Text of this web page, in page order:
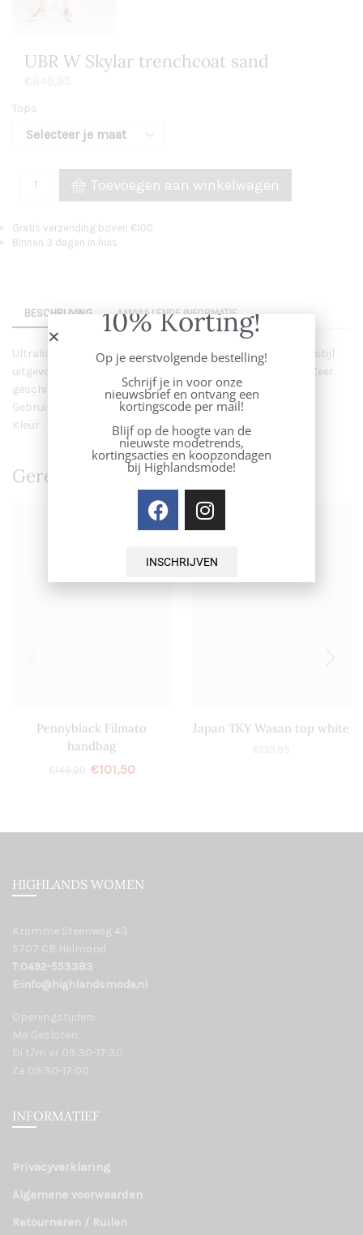
UBR W Skylar trenchcoat sand
Tops
Toevoegen aan winkelwagen
Gratis verzending boven €100
Binnen 3 dagen in huis
BESCHRIJVING AANVULLENDE INFORMATIE
Ultralicht trenchcoat van UBR met kraag. Deze in classic stijl
uitgevoerde jas beschermd je tegen zware wind en regen. Zeer
geschikt voor business, reizen en dagelijks gebruik.
Gebruiksbereik: + 5 / + 25 ° C
Kleur : sand
Gerelateerde Producten
Pennyblack Filmato
handbag
€145,00 €101,50
Japan TKY Wasan top white
€ 139,95
HIGHLANDS WOMEN
Kromme Steenweg 43
5707 CB Helmond
T:0492-553383
E:info@highlandsmode.nl
Openingstijden:
Ma Gesloten
Di t/m vr 09:30-17:30
Za 09:30-17:00
INFORMATIEF
Privacyverklaring
Algemene voorwaarden
Retourneren / Ruilen
10% Korting!
Op je eerstvolgende bestelling!
Schrijf je in voor onze
nieuwsbrief en ontvang een
kortingscode per mail!
Blijf op de hoogte van de
nieuwste modetrends,
kortingsacties en koopzondagen
bij Highlandsmode!
INSCHRIJVEN